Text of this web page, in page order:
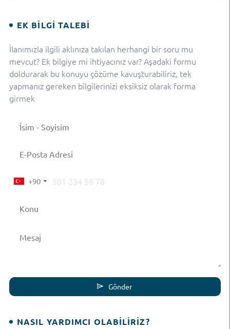
EK BILGI TALEBI
İlanımızla ilgili aklınıza takılan herhangi bir soru mu
mevcut? Ek bilgiye mi ihtiyacınız var? Aşadaki formu
doldurarak bu konuyu çözüme kavuşturabiliriz, tek
yapmanız gereken bilgilerinizi eksiksiz olarak forma
girmek
+90
Gönder
NASIL YARDIMCI OLABILIRIZ?